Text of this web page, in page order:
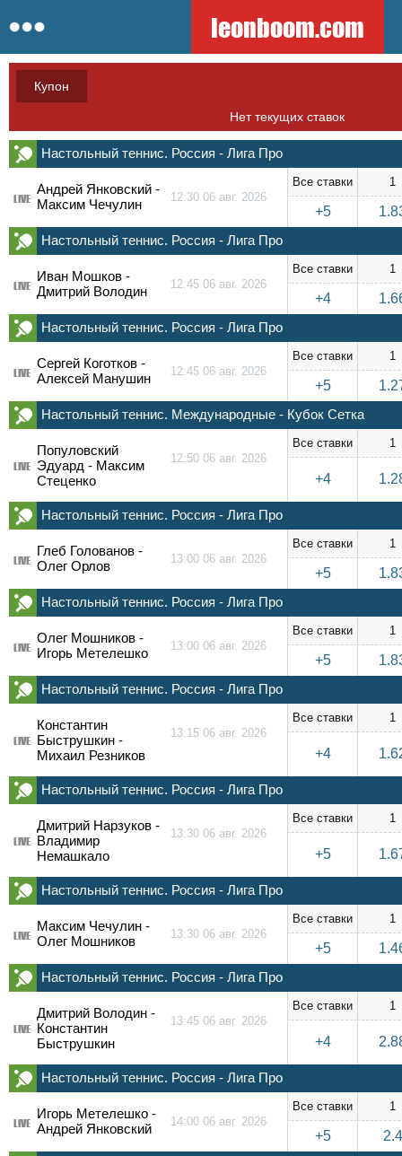
leonboom.com
Купон
Нет текущих ставок
Настольный теннис. Россия - Лига Про
Андрей Янковский -
Максим Чечулин
12:30 06 авг. 2026
LIVE
Все ставки 1
+5
Настольный теннис. Россия - Лига Про
Иван Мошков -
Дмитрий Володин
12:45 06 авг. 2026
LIVE
Все ставки 1
+4
Настольный теннис. Россия - Лига Про
Сергей Коготков -
Алексей Манушин
12:45 06 авг. 2026
LIVE
Все ставки 1
+5
Настольный теннис. Международные - Кубок Сетка
Популовский
Эдуард - Максим
Стеценко
12:50 06 авг. 2026
LIVE
Все ставки 1
+4
Настольный теннис. Россия - Лига Про
Глеб Голованов -
Олег Орлов
13:00 06 авг. 2026
LIVE
Все ставки 1
+5
Настольный теннис. Россия - Лига Про
Олег Мошников -
Игорь Метелешко
13:00 06 авг. 2026
LIVE
Все ставки 1
+5
Настольный теннис. Россия - Лига Про
Константин
Быструшкин -
Михаил Резников
13:15 06 авг. 2026
LIVE
Все ставки 1
+4
Настольный теннис. Россия - Лига Про
Дмитрий Нарзуков -
Владимир
Немашкало
13:30 06 авг. 2026
LIVE
Все ставки 1
+5
Настольный теннис. Россия - Лига Про
Максим Чечулин -
Олег Мошников
13:30 06 авг. 2026
LIVE
Все ставки 1
+5
Настольный теннис. Россия - Лига Про
Дмитрий Володин -
Константин
Быструшкин
13:45 06 авг. 2026
LIVE
Все ставки 1
+4
Настольный теннис. Россия - Лига Про
Игорь Метелешко -
Андрей Янковский
14:00 06 авг. 2026
LIVE
Все ставки 1
+5
2.4